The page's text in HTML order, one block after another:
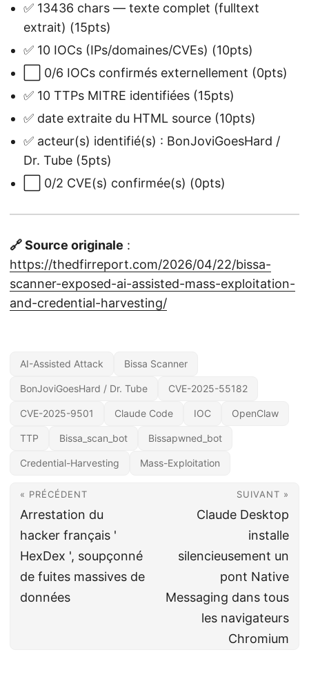
✅ 13436 chars — texte complet (fulltext
extrait) (15pts)
✅ 10 IOCs (IPs/domaines/CVEs) (10pts)
⬜ 0/6 IOCs confirmés externellement (0pts)
✅ 10 TTPs MITRE identifiées (15pts)
✅ date extraite du HTML source (10pts)
✅ acteur(s) identifié(s) : BonJoviGoesHard /
Dr. Tube (5pts)
⬜ 0/2 CVE(s) confirmée(s) (0pts)
🔗 Source originale :
https://thedfirreport.com/2026/04/22/bissa-
scanner-exposed-ai-assisted-mass-exploitation-
and-credential-harvesting/
AI-Assisted Attack Bissa Scanner
BonJoviGoesHard / Dr. Tube CVE-2025-55182
CVE-2025-9501 Claude Code IOC OpenClaw
TTP Bissa_scan_bot Bissapwned_bot
Credential-Harvesting Mass-Exploitation
« PRÉCÉDENT
Arrestation du
hacker français '
HexDex ', soupçonné
de fuites massives de
données
SUIVANT »
Claude Desktop
installe
silencieusement un
pont Native
Messaging dans tous
les navigateurs
Chromium